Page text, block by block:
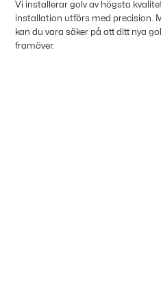
Vi installerar golv av högsta
installation utförs med precision.
kan du vara säker på att ditt nya
framöver.